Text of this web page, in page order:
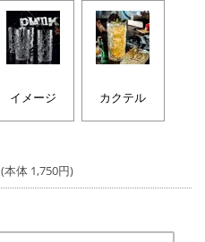
イメージ カクテル
(本体 1,750円)